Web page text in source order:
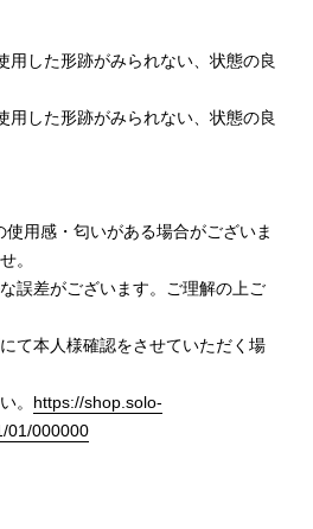
用した形跡がみられない、状態の良
用した形跡がみられない、状態の良
使用感・匂いがある場合がございま
。
誤差がございます。ご理解の上ご
て本人様確認をさせていただく場
。 https://shop.solo-
01/000000